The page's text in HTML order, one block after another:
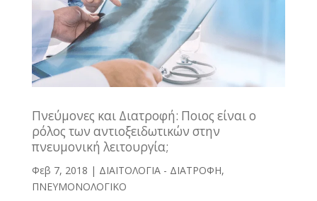
Πνεύμονες και Διατροφή: Ποιος είναι ο
ρόλος των αντιοξειδωτικών στην
πνευμονική λειτουργία;
Φεβ 7, 2018 | ΔΙΑΙΤΟΛΟΓΙΑ - ΔΙΑΤΡΟΦΗ,
ΠΝΕΥΜΟΝΟΛΟΓΙΚΟ